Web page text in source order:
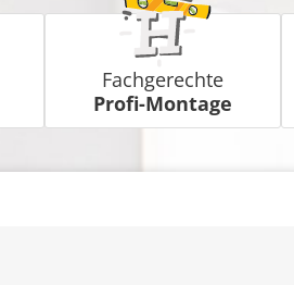
Fachgerechte
Profi-Montage